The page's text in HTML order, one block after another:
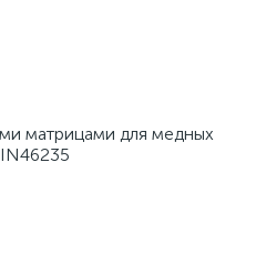
матрицами для медных